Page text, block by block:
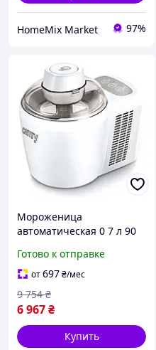
HomeMix Market 97%
Мороженица
автоматическая 0 7 л 90
HM-6026
Готово к отправке
от697₴/мес
6 967₴
9 754 ₴
Купить